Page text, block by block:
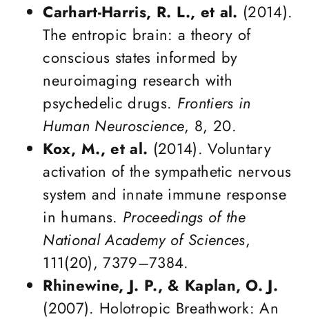
Carhart-Harris, R. L., et al. (2014).
The entropic brain: a theory of
conscious states informed by
neuroimaging research with
psychedelic drugs. Frontiers in
Human Neuroscience, 8, 20.
Kox, M., et al. (2014). Voluntary
activation of the sympathetic nervous
system and innate immune response
in humans. Proceedings of the
National Academy of Sciences,
111(20), 7379–7384.
Rhinewine, J. P., & Kaplan, O. J.
(2007). Holotropic Breathwork: An